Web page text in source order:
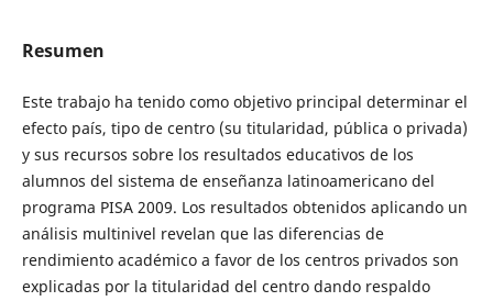
Resumen
Este trabajo ha tenido como objetivo principal determinar el
efecto país, tipo de centro (su titularidad, pública o privada)
y sus recursos sobre los resultados educativos de los
alumnos del sistema de enseñanza latinoamericano del
programa PISA 2009. Los resultados obtenidos aplicando un
análisis multinivel revelan que las diferencias de
rendimiento académico a favor de los centros privados son
explicadas por la titularidad del centro dando respaldo